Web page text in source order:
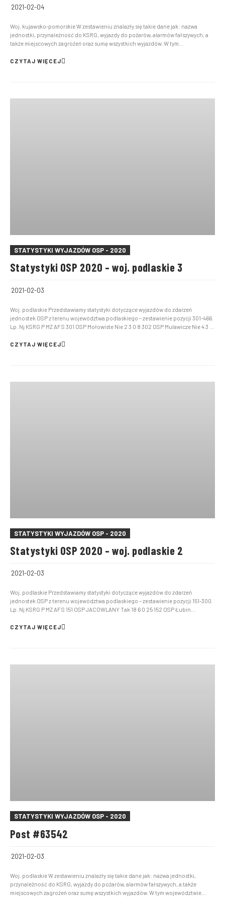
2021-02-04
Woj. kujawsko-pomorskie W zestawieniu znalazły się takie dane jak: nazwa
jednostki, przynależność do KSRG, wyjazdy do pożarów, alarmów fałszywych, a
także miejscowych zagrożeń oraz sumę wszystkich wyjazdów. W tym
ze względu na sumę wyjazdów: od największej liczby ...
CZYTAJ WIĘCEJ
STATYSTYKI WYJAZDÓW OSP - 2020
Statystyki OSP 2020 – woj. podlaskie 3
2021-02-03
Woj. podlaskie Przedstawiamy statystyki dotyczące wyjazdów do zdarzeń
jednostek OSP z terenu województwa podlaskiego – zestawienie pozycji 301-466.
Lp. Nj KSRG P MZ AF S 301 OSP Mołowiste Nie 2 3 0 8 302 OSP Mulawicze Nie 4 3 0
CZYTAJ WIĘCEJ
STATYSTYKI WYJAZDÓW OSP - 2020
Statystyki OSP 2020 – woj. podlaskie 2
2021-02-03
Woj. podlaskie Przedstawiamy statystyki dotyczące wyjazdów do zdarzeń
jednostek OSP z terenu województwa podlaskiego – zestawienie pozycji 151-300.
Lp. Nj KSRG P MZ AF S 151 OSP JACOWLANY Tak 18 6 0 25 152 OSP Łubin
ANNOPOLSKIE Tak 14 […]
CZYTAJ WIĘCEJ
STATYSTYKI WYJAZDÓW OSP - 2020
Post #63542
2021-02-03
Woj. podlaskie W zestawieniu znalazły się takie dane jak: nazwa jednostki,
przynależność do KSRG, wyjazdy do pożarów, alarmów fałszywych, a także
miejscowych zagrożeń oraz sumę wszystkich wyjazdów. W tym województwie